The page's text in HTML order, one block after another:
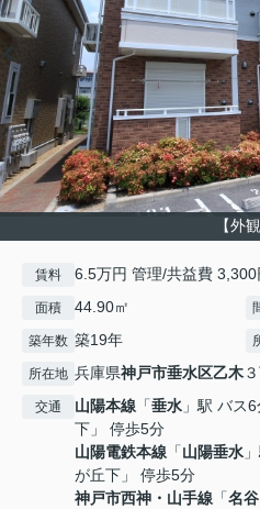
【外観
賃料 6.5万円 管理/共益費 3,300
面積 44.90㎡
築年数 築19年
所在地 兵庫県神戸市垂水区乙木
交通 山陽本線 「垂水 」駅 バス
下」 停歩5分
山陽電鉄本線 「山陽垂水
が丘下」 停歩5分
神戸市西神・山手線 「名谷